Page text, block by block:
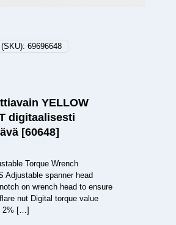
69696648
YELLOW
digitaalisesti
[60648]
Torque Wrench
Adjustable spanner head
on wrench head to ensure
nut Digital torque value
2% […]